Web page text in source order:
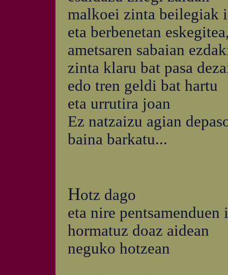
malkoei zinta beilegiak
eta berbenetan
ametsaren sabaian
zinta klaru bat pasa
edo tren geldi bat hartu
eta urrutira joan
Ez natzaizu agian
baina barkatu...
Hotz dago
eta nire pentsamenduen
hormatuz doaz aidean
neguko hotzean